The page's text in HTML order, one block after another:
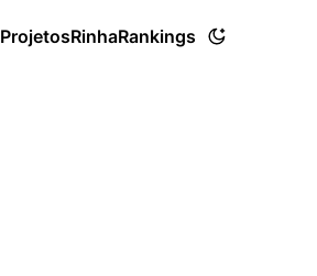
ProjetosRinhaRankings